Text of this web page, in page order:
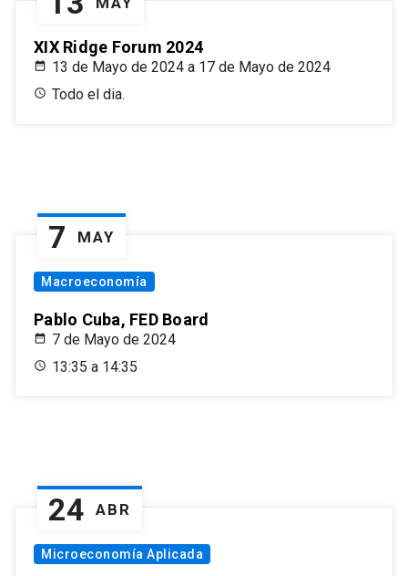
XIX Ridge Forum 2024
13 de Mayo de 2024 a 17 de Mayo de 2024
Todo el dia.
7 MAY
Macroeconomía
Pablo Cuba, FED Board
7 de Mayo de 2024
13:35 a 14:35
24 ABR
Microeconomía Aplicada